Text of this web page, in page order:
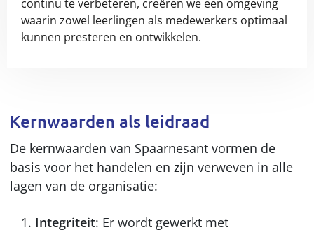
continu te verbeteren, creëren we een omgeving
waarin zowel leerlingen als medewerkers optimaal
kunnen presteren en ontwikkelen.
Kernwaarden als leidraad
De kernwaarden van Spaarnesant vormen de
basis voor het handelen en zijn verweven in alle
lagen van de organisatie:
Integriteit: Er wordt gewerkt met